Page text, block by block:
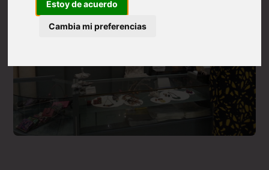
Estoy de acuerdo
Cambia mi preferencias